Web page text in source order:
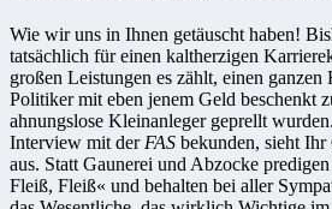
Wie wir uns in Ihnen getäuscht haben!
tatsächlich für einen kaltherzigen
großen Leistungen es zählt, einen ganzen
Politiker mit eben jenem Geld beschenkt
ahnungslose Kleinanleger geprellt
Interview mit der FAS bekunden, sieht Ihr
aus. Statt Gaunerei und Abzocke
Fleiß, Fleiß« und behalten bei aller